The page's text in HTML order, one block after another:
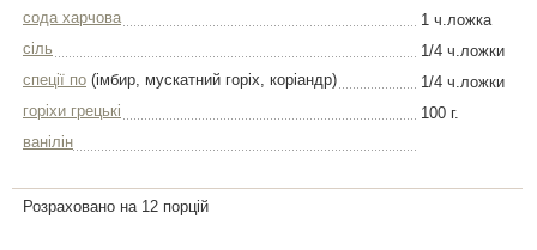
сода харчова
1 ч.ложка
сіль
1/4 ч.ложки
спеції по (імбир, мускатний горіх, коріандр)
1/4 ч.ложки
горіхи грецькі
100 г.
ванілін
Розраховано на 12 порцій